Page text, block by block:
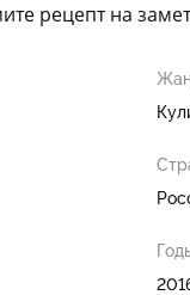
рецепт на